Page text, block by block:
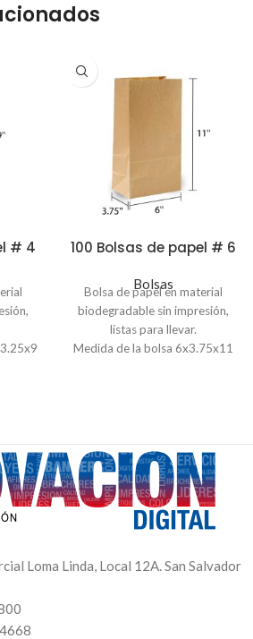
# 4 100 Bolsas de papel # 6
Bolsas
Bolsa de papel en material
biodegradable sin impresión,
listas para llevar.
Medida de la bolsa 6x3.75x11
Loma Linda, Local 12A. San Salvador